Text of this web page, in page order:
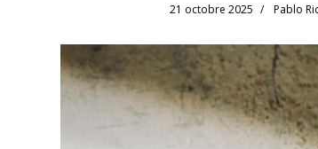
21 octobre 2025 Pablo